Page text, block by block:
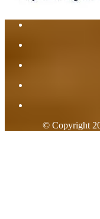
© Copyright